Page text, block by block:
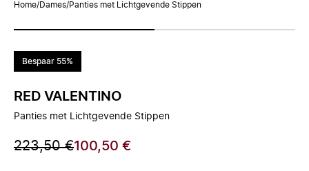
Home/Dames/Panties met Lichtgevende Stippen
Bespaar 55%
RED VALENTINO
Panties met Lichtgevende Stippen
223,50 €100,50 €